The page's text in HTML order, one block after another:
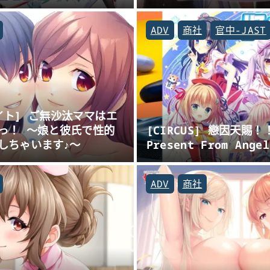
ト] ご無沙汰ママはエ
！ ～娘と彼氏で性的
ちゃいます♪～
ADV 商社 官中-JAST
[CIRCUS] 戀因天賜！
Present From Angel
ADV 商社